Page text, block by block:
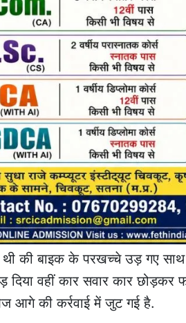
थी की बाइक के परखच्चे उड़ गए
दिया वहीं कार सवार कार छोड़कर
आगे की कर्रवाई में जुट गई है.